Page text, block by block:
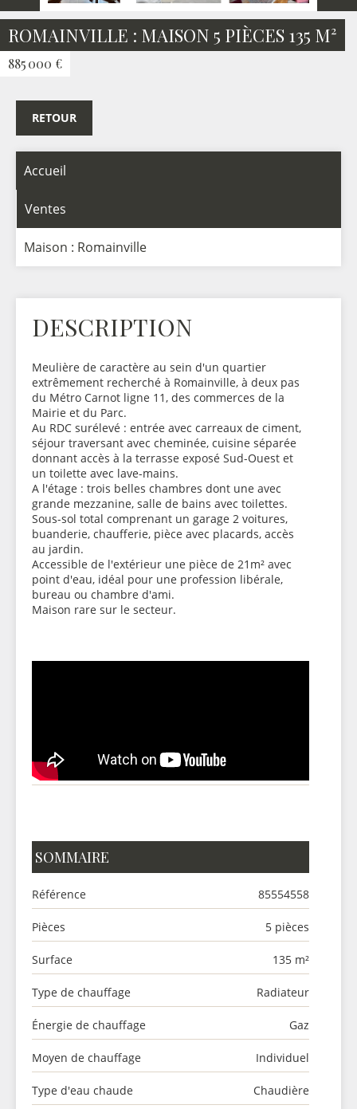
ROMAINVILLE : MAISON 5 PIÈCES 135 M²
885 000 €
Accueil
Ventes
Maison : Romainville
RETOUR
DESCRIPTION
Meulière de caractère au sein d'un quartier
extrêmement recherché à Romainville, à deux pas
du Métro Carnot ligne 11, des commerces de la
Mairie et du Parc.
Au RDC surélevé : entrée avec carreaux de ciment,
séjour traversant avec cheminée, cuisine séparée
donnant accès à la terrasse exposé Sud-Ouest et
un toilette avec lave-mains.
A l'étage : trois belles chambres dont une avec
grande mezzanine, salle de bains avec toilettes.
Sous-sol total comprenant un garage 2 voitures,
buanderie, chaufferie, pièce avec placards, accès
au jardin.
Accessible de l'extérieur une pièce de 21m² avec
point d'eau, idéal pour une profession libérale,
bureau ou chambre d'ami.
Maison rare sur le secteur.
SOMMAIRE
Référence 85554558
Pièces 5 pièces
Surface 135 m²
Type de chauffage Radiateur
Énergie de chauffage Gaz
Moyen de chauffage Individuel
Type d'eau chaude Chaudière